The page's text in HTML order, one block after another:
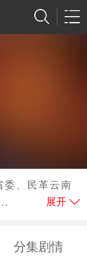
委、民革云南
展开
分集剧情